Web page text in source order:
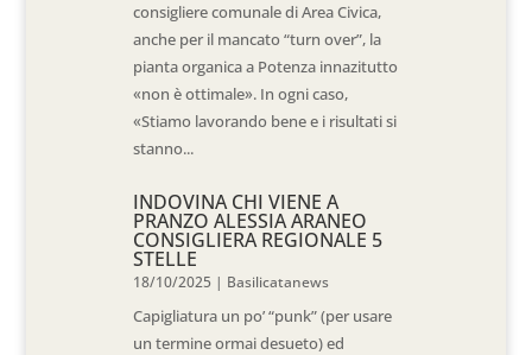
consigliere comunale di Area Civica,
anche per il mancato “turn over”, la
pianta organica a Potenza innazitutto
«non è ottimale». In ogni caso,
«Stiamo lavorando bene e i risultati si
stanno...
INDOVINA CHI VIENE A
PRANZO ALESSIA ARANEO
CONSIGLIERA REGIONALE 5
STELLE
18/10/2025 | Basilicatanews
Capigliatura un po’ “punk” (per usare
un termine ormai desueto) ed